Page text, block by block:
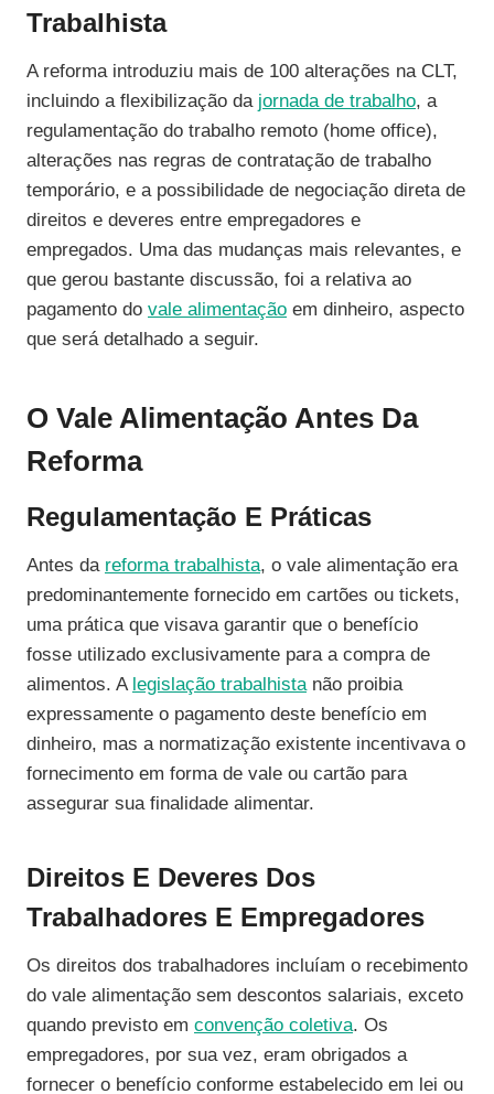
Trabalhista
A reforma introduziu mais de 100 alterações na CLT,
incluindo a flexibilização da jornada de trabalho, a
regulamentação do trabalho remoto (home office),
alterações nas regras de contratação de trabalho
temporário, e a possibilidade de negociação direta de
direitos e deveres entre empregadores e
empregados. Uma das mudanças mais relevantes, e
que gerou bastante discussão, foi a relativa ao
pagamento do vale alimentação em dinheiro, aspecto
que será detalhado a seguir.
O Vale Alimentação Antes Da
Reforma
Regulamentação E Práticas
Antes da reforma trabalhista, o vale alimentação era
predominantemente fornecido em cartões ou tickets,
uma prática que visava garantir que o benefício
fosse utilizado exclusivamente para a compra de
alimentos. A legislação trabalhistanão proibia
expressamente o pagamento deste benefício em
dinheiro, mas a normatização existente incentivava o
fornecimento em forma de vale ou cartão para
assegurar sua finalidade alimentar.
Direitos E Deveres Dos
Trabalhadores E Empregadores
Os direitos dos trabalhadores incluíam o recebimento
do vale alimentação sem descontos salariais, exceto
quando previsto em convenção coletiva. Os
empregadores, por sua vez, eram obrigados a
fornecer o benefício conforme estabelecido em lei ou